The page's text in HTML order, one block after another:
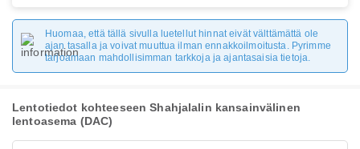
Huomaa, että tällä sivulla luetellut hinnat eivät välttämättä ole
ajan tasalla ja voivat muuttua ilman ennakkoilmoitusta. Pyrimme
tarjoamaan mahdollisimman tarkkoja ja ajantasaisia tietoja.
Lentotiedot kohteeseen Shahjalalin kansainvälinen
lentoasema (DAC)